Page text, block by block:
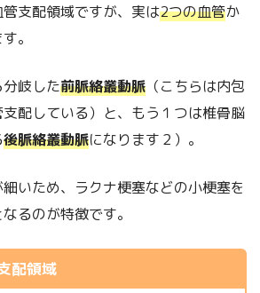
支配領域ですが、実は2つの血管か
。
岐した前脈絡叢動脈 （こちらは内包
配している）と、もう１つは椎骨脳
後脈絡叢動脈になります２）。
いため、ラクナ梗塞などの小梗塞を
るのが特徴です。
配領域